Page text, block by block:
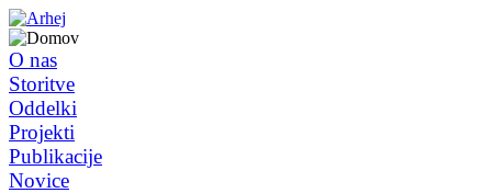
O nas
Storitve
Oddelki
Projekti
Publikacije
Novice